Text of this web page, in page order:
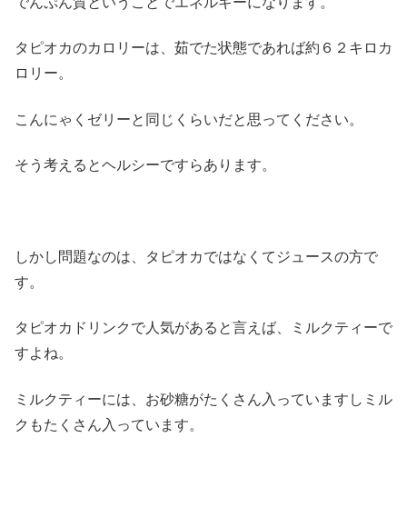
タピオカのカロリーは、茹でた状態であれば約６２キロカ
ロリー。
こんにゃくゼリーと同じくらいだと思ってください。
そう考えるとヘルシーですらあります。
しかし問題なのは、タピオカではなくてジュースの方で
す。
タピオカドリンクで人気があると言えば、ミルクティーで
すよね。
ミルクティーには、お砂糖がたくさん入っていますしミル
クもたくさん入っています。